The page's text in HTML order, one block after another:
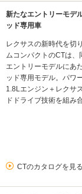
新たなエントリーモデ
ッド専用車
レクサスの新時代を切
ムコンパクトのCTは、
エントリーモデルにあ
ッド専用モデル。パワ
1.8Lエンジン＋レクサ
ドドライブ技術を組み
CTのカタログを見る